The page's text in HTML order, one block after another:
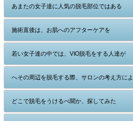
あまたの女子達に人気の脱毛部位ではある
施術直後は、お肌へのアフターケアを
若い女子達の中では、VIO脱毛をする人達が
へその周辺を脱毛する際、サロンの考え方によ
どこで脱毛をうけるべ聞か、探してみた